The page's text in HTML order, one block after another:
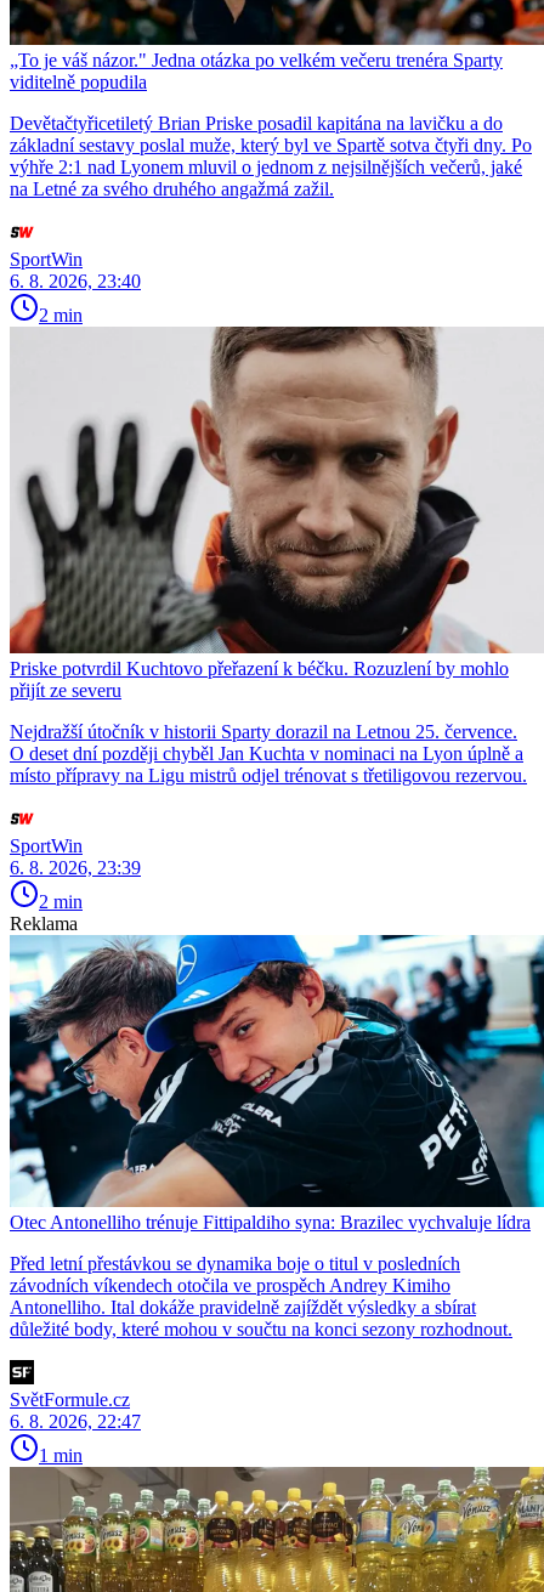
„To je váš názor." Jedna otázka po velkém večeru trenéra Sparty
viditelně popudila
Devětačtyřicetiletý Brian Priske posadil kapitána na lavičku a do
základní sestavy poslal muže, který byl ve Spartě sotva čtyři dny. Po
výhře 2:1 nad Lyonem mluvil o jednom z nejsilnějších večerů, jaké
na Letné za svého druhého angažmá zažil.
SportWin
6. 8. 2026, 23:40
2 min
Priske potvrdil Kuchtovo přeřazení k béčku. Rozuzlení by mohlo
přijít ze severu
Nejdražší útočník v historii Sparty dorazil na Letnou 25. července.
O deset dní později chyběl Jan Kuchta v nominaci na Lyon úplně a
místo přípravy na Ligu mistrů odjel trénovat s třetiligovou rezervou.
SportWin
6. 8. 2026, 23:39
2 min
Reklama
Otec Antonelliho trénuje Fittipaldiho syna: Brazilec vychvaluje lídra
Před letní přestávkou se dynamika boje o titul v posledních
závodních víkendech otočila ve prospěch Andrey Kimiho
Antonelliho. Ital dokáže pravidelně zajíždět výsledky a sbírat
důležité body, které mohou v součtu na konci sezony rozhodnout.
SvětFormule.cz
6. 8. 2026, 22:47
1 min